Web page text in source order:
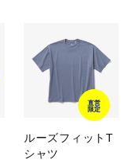
直営
限定
ルーズフィットT
シャツ